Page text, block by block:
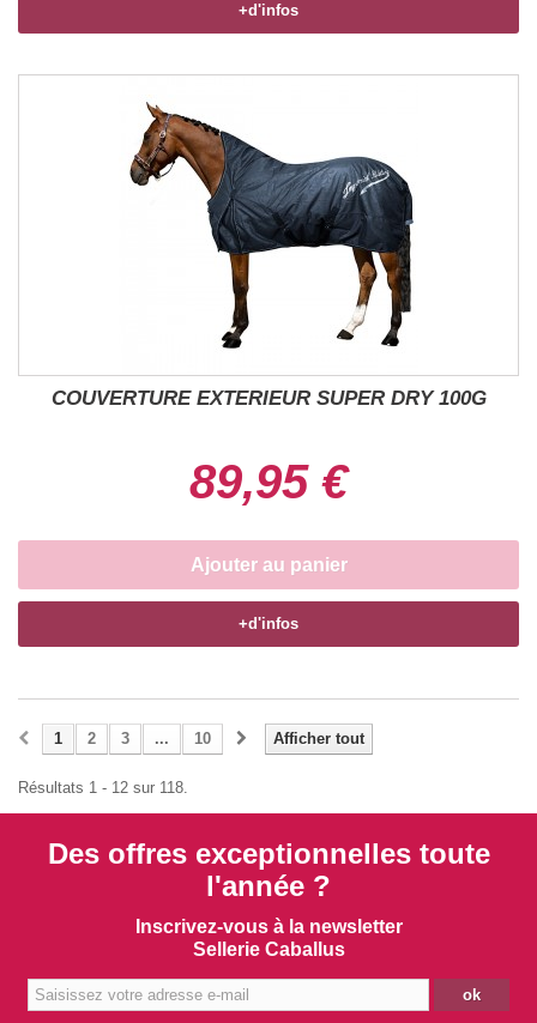
+d'infos
COUVERTURE EXTERIEUR SUPER DRY 100G
89,95 €
Ajouter au panier
+d'infos
Afficher tout
1 2 3 ... 10
Résultats 1 - 12 sur 118.
Des offres exceptionnelles toute
l'année ?
Inscrivez-vous à la newsletter
Sellerie Caballus
ok